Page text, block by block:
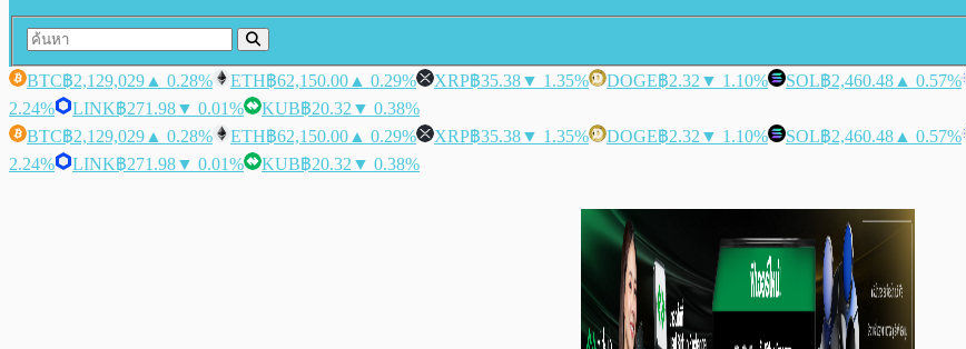
BTC฿2,129,029 ▲ 0.28% ETH฿62,150.00 ▲ 0.29% XRP฿35.38▼ 1.35% DOGE฿2.32 ▼ 1.10% SOL฿2,460.48 ▲ 0.57%
2.24%
LINK฿271.98▼ 0.01% KUB฿20.32 ▼ 0.38%
BTC฿2,129,029 ▲ 0.28% ETH฿62,150.00 ▲ 0.29% XRP฿35.38▼ 1.35% DOGE฿2.32 ▼ 1.10% SOL฿2,460.48 ▲ 0.57%
2.24%
LINK฿271.98▼ 0.01% KUB฿20.32 ▼ 0.38%